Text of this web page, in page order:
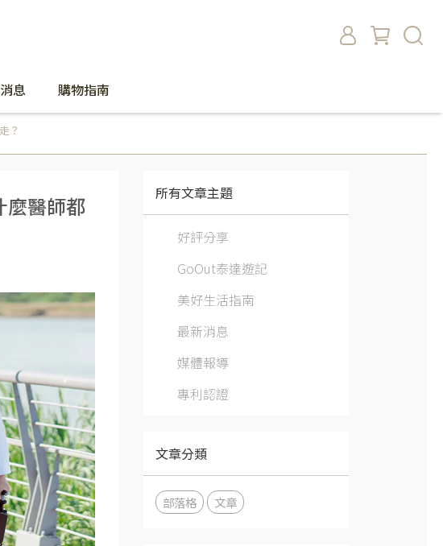
息 購物指南
？
麼醫師都
所有文章主題
好評分享
GoOut泰達遊記
美好生活指南
最新消息
媒體報導
專利認證
文章分類
部落格 文章